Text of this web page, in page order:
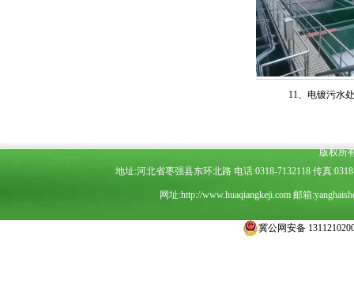
11、电镀污水处理
版权所
地址:河北省枣强县东环北路 电话:0318-7132118 传真
网址:http://www.huaqiangkeji.com邮箱:
冀公网安备